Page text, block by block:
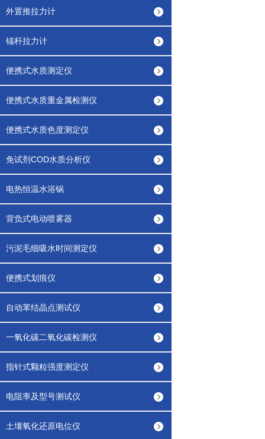
外置推拉力计
锚杆拉力计
便携式水质测定仪
便携式水质重金属检测仪
便携式水质色度测定仪
免试剂COD水质分析仪
电热恒温水浴锅
背负式电动喷雾器
污泥毛细吸水时间测定仪
便携式划痕仪
自动苯结晶点测试仪
一氧化碳二氧化碳检测仪
指针式颗粒强度测定仪
电阻率及型号测试仪
土壤氧化还原电位仪